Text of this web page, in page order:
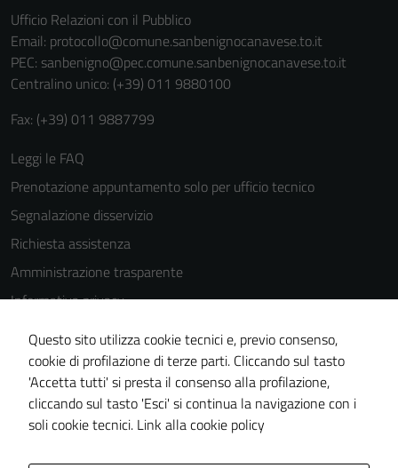
Ufficio Relazioni con il Pubblico
Email: protocollo@comune.sanbenignocanavese.to.it
PEC: sanbenigno@pec.comune.sanbenignocanavese.to.it
Centralino unico: (+39) 011 9880100
Fax: (+39) 011 9887799
Leggi le FAQ
Prenotazione appuntamento solo per ufficio tecnico
Segnalazione disservizio
Richiesta assistenza
Amministrazione trasparente
Informativa privacy
Note legali
Dichiarazione di accessibilità
Piano di miglioramento del sito
Questo sito utilizza cookie tecnici e, previo consenso,
cookie di profilazione di terze parti. Cliccando sul tasto
'Accetta tutti' si presta il consenso alla profilazione,
cliccando sul tasto 'Esci' si continua la navigazione con i
soli cookie tecnici. Link alla cookie policy